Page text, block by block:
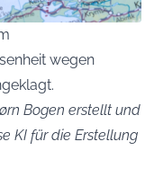
wegen
Bogen erstellt und
KI für die Erstellung